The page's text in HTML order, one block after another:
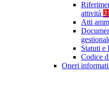
attività 21
Atti
Statuti e
Codice
Oneri